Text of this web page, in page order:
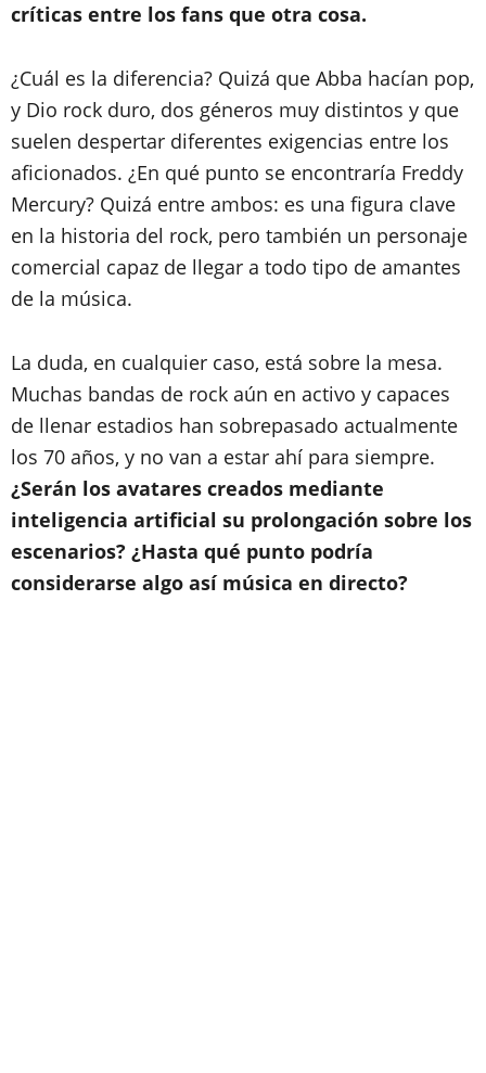
críticas entre los fans que otra cosa.
¿Cuál es la diferencia? Quizá que Abba hacían pop,
y Dio rock duro, dos géneros muy distintos y que
suelen despertar diferentes exigencias entre los
aficionados. ¿En qué punto se encontraría Freddy
Mercury? Quizá entre ambos: es una figura clave
en la historia del rock, pero también un personaje
comercial capaz de llegar a todo tipo de amantes
de la música.
La duda, en cualquier caso, está sobre la mesa.
Muchas bandas de rock aún en activo y capaces
de llenar estadios han sobrepasado actualmente
los 70 años, y no van a estar ahí para siempre.
¿Serán los avatares creados mediante
inteligencia artificial su prolongación sobre los
escenarios? ¿Hasta qué punto podría
considerarse algo así música en directo?